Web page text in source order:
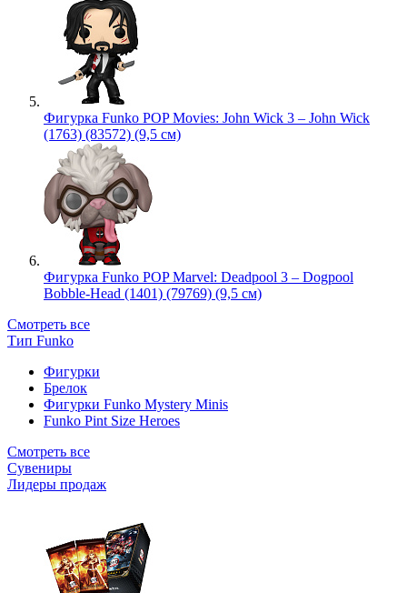
Фигурка Funko POP Movies: John Wick 3 – John Wick
(1763) (83572) (9,5 см)
Фигурка Funko POP Marvel: Deadpool 3 – Dogpool
Bobble-Head (1401) (79769) (9,5 см)
Смотреть все
Тип Funko
Фигурки
Брелок
Фигурки Funko Mystery Minis
Funko Pint Size Heroes
Смотреть все
Сувениры
Лидеры продаж